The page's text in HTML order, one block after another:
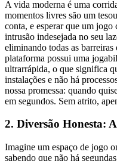
A vida moderna é uma
momentos livres são um
conta, e esperar que um jogo
intrusão indesejada no seu
eliminando todas as barreiras
plataforma possui uma
ultrarrápida, o que significa
instalações e não há
nossa promessa: quando
em segundos. Sem atrito,
2. Diversão Honesta:
Imagine um espaço de jogo
sabendo que não há